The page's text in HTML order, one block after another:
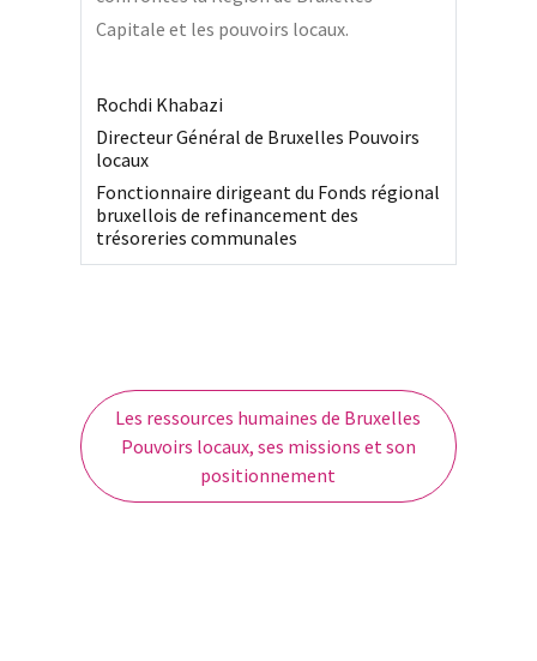
Capitale et les pouvoirs locaux.
Rochdi Khabazi
Directeur Général de Bruxelles Pouvoirs
locaux
Fonctionnaire dirigeant du Fonds régional
bruxellois de refinancement des
trésoreries communales
Les ressources humaines de Bruxelles
Pouvoirs locaux, ses missions et son
positionnement